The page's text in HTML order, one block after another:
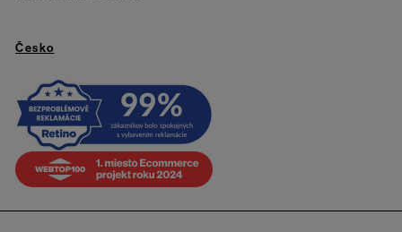
Česko